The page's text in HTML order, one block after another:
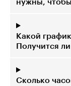
нужны,
Какой
Получится
Сколько